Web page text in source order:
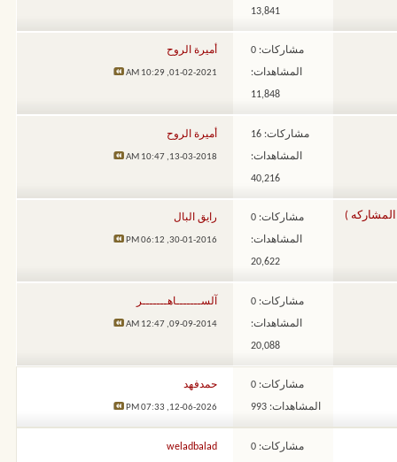
13,841
مشاركات: 0
المشاهدات:
11,848
أميرة الروح
01-02-2021,
10:29 AM
مشاركات: 16
المشاهدات:
40,216
أميرة الروح
13-03-2018,
10:47 AM
) مشاركات: 0
المشاهدات:
20,622
رايق البال
30-01-2016,
06:12 PM
مشاركات: 0
المشاهدات:
20,088
آلســـــــاهـــــــر
09-09-2014,
12:47 AM
مشاركات: 0
المشاهدات: 993
حمدفهد
12-06-2026,
07:33 PM
مشاركات: 0 weladbalad